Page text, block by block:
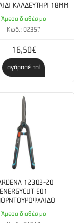
10000
ΚΛΑΔΕΥΤΗΡΙ 18MM
Άμεσα διαθέσιμο
Κωδ.: 02357
16,50€
αγόρασέ το!
12303-20
ENERGYCUT 601
Άμεσα διαθέσιμο